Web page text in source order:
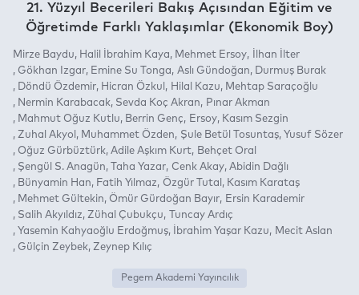
21. Yüzyıl Becerileri Bakış Açısından Eğitim ve
Öğretimde Farklı Yaklaşımlar (Ekonomik Boy)
Mirze Baydu Halil İbrahim Kaya Mehmet Ersoy
İlhan İlter
Gökhan Izgar
Emine Su Tonga Aslı Gündoğan
Durmuş Burak
Döndü Özdemir
Hicran Özkul Hilal Kazu
Mehtap Saraçoğlu
Nermin Karabacak Sevda Koç Akran
Pınar Akman
Mahmut Oğuz Kutlu
Berrin Genç Ersoy
Kasım Sezgin
Zuhal Akyol
Muhammet Özden Şule Betül Tosuntaş Yusuf Sözer
Oğuz Gürbüztürk Adile Aşkım Kurt
Behçet Oral
Şengül S. Anagün
Taha Yazar Cenk Akay Abidin Dağlı
Bünyamin Han
Fatih Yılmaz Özgür Tutal
Kasım Karataş
Mehmet Gültekin
Ömür Gürdoğan Bayır
Ersin Karademir
Salih Akyıldız Zühal Çubukçu
Tuncay Ardıç
Yasemin Kahyaoğlu Erdoğmuş
İbrahim Yaşar Kazu
Mecit Aslan
Gülçin Zeybek Zeynep Kılıç
Pegem Akademi Yayıncılık